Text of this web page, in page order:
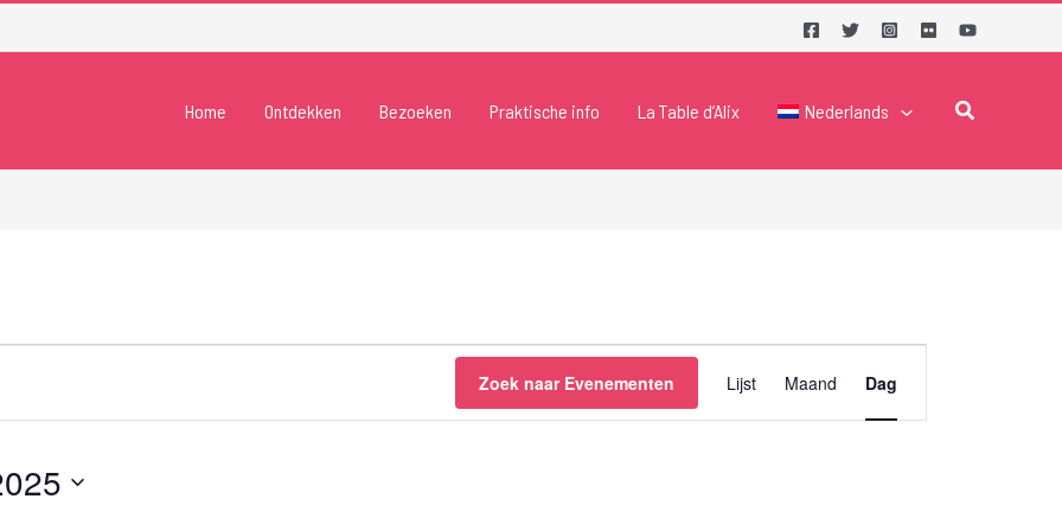
Home Ontdekken Bezoeken Praktische info La Table d’Alix Nederlands Zoeken
Zoek naar Evenementen
weergaven
navigatie
Lijst Maand Dag